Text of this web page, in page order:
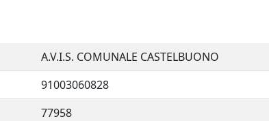
A.V.I.S. COMUNALE CASTELBUONO
91003060828
77958